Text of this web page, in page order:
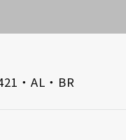
・AL・BR